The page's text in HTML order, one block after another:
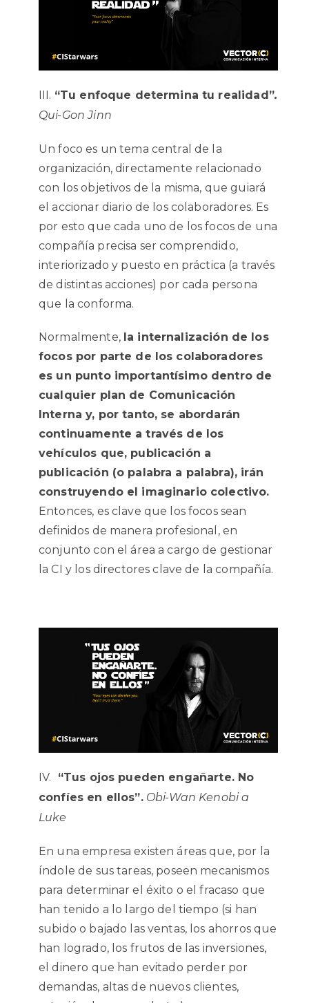
“Tu enfoque determina tu realidad”.
Qui-Gon Jinn
Un foco es un tema central de la
organización, directamente relacionado
con los objetivos de la misma, que guiará
el accionar diario de los colaboradores. Es
por esto que cada uno de los focos de una
compañía precisa ser comprendido,
interiorizado y puesto en práctica (a través
de distintas acciones) por cada persona
que la conforma.
Normalmente, la internalización de los
focos por parte de los colaboradores
es un punto importantísimo dentro de
cualquier plan de Comunicación
Interna y, por tanto, se abordarán
continuamente a través de los
vehículos que, publicación a
publicación (o palabra a palabra), irán
construyendo el imaginario colectivo.
Entonces, es clave que los focos sean
definidos de manera profesional, en
conjunto con el área a cargo de gestionar
la CI y los directores clave de la compañía.
“Tus ojos pueden engañarte. No
confíes en ellos”. Obi-Wan Kenobi a
Luke
En una empresa existen áreas que, por la
índole de sus tareas, poseen mecanismos
para determinar el éxito o el fracaso que
han tenido a lo largo del tiempo (si han
subido o bajado las ventas, los ahorros que
han logrado, los frutos de las inversiones,
el dinero que han evitado perder por
demandas, altas de nuevos clientes,